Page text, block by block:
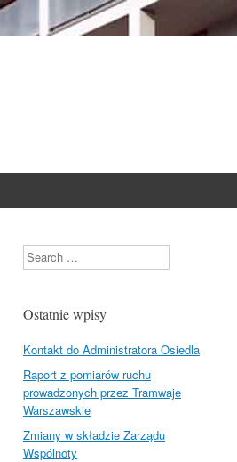
Search
Ostatnie wpisy
Kontakt do Administratora Osiedla
Raport z pomiarów ruchu
prowadzonych przez Tramwaje
Warszawskie
Zmiany w składzie Zarządu
Wspólnoty